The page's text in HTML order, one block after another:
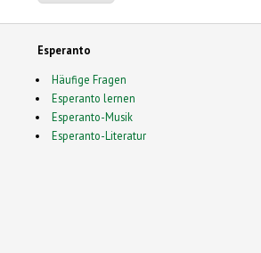
Esperanto
Häufige Fragen
Esperanto lernen
Esperanto-Musik
Esperanto-Literatur